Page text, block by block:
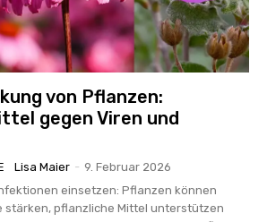
von Pflanzen:
gegen Viren und
Lisa Maier - 9. Februar 2026
einsetzen: Pflanzen können
stärken, pflanzliche Mittel unterstützen